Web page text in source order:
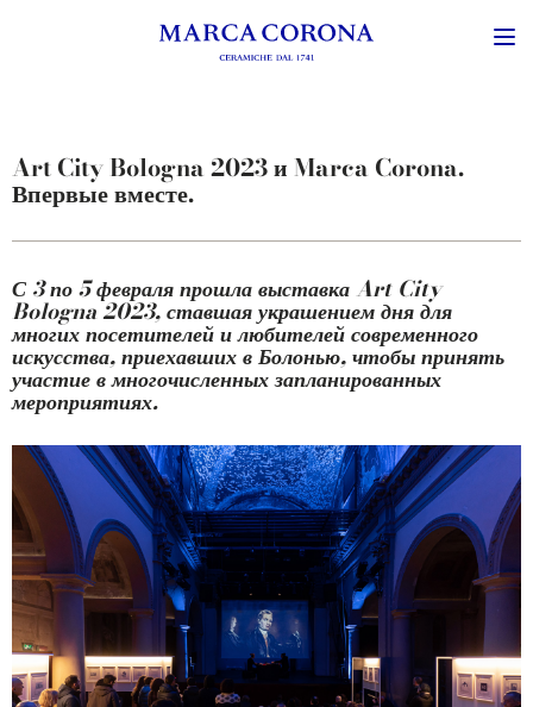
Art City Bologna 2023 и Marca Corona.
Впервые вместе.
С 3 по 5 февраля прошла выставка Art City
Bologna 2023, ставшая украшением дня для
многих посетителей и любителейсовременного
искусства, приехавших в Болонью, чтобы принять
участие в многочисленных запланированных
мероприятиях.